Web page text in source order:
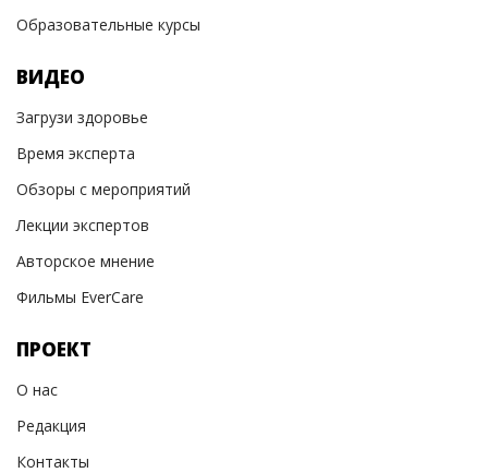
Образовательные курсы
ВИДЕО
Загрузи здоровье
Время эксперта
Обзоры с мероприятий
Лекции экспертов
Авторское мнение
Фильмы EverCare
ПРОЕКТ
О нас
Редакция
Контакты